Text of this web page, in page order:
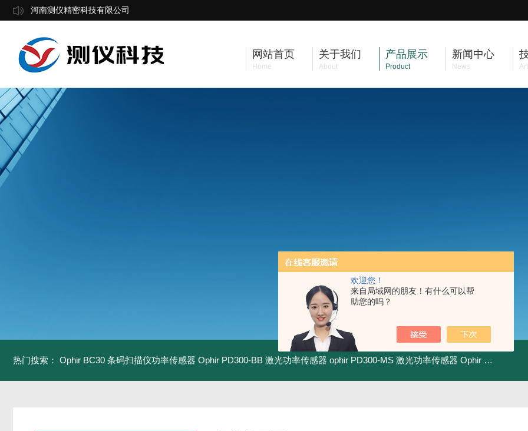
欢迎您！
来自局域网的朋友！有什么可以帮
助您的吗？
河南测仪精密科技有限公司
网站首页
Home
关于我们
About
产品展示
Product
新闻中心
News
热门搜索： Ophir BC30 条码扫描仪功率传感器 Ophir PD300-BB 激光功率传感器 ophir PD300-MS 激光功率传感器 Ophir PD300R-3W 激光功率传感器